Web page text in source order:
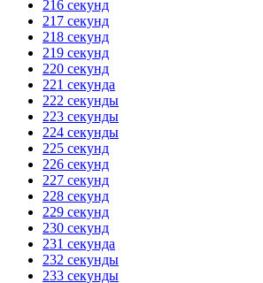
216 секунд
217 секунд
218 секунд
219 секунд
220 секунд
221 секунда
222 секунды
223 секунды
224 секунды
225 секунд
226 секунд
227 секунд
228 секунд
229 секунд
230 секунд
231 секунда
232 секунды
233 секунды